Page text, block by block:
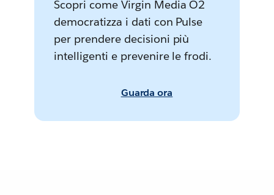
Scopri come Virgin Media O2
democratizza i dati con Pulse
per prendere decisioni più
intelligenti e prevenire le frodi.
Guarda ora